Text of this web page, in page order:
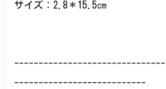
サイズ：2.8＊15.5㎝
---------------------------